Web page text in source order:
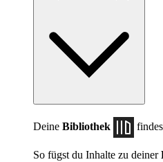
Deine Bibliothek
So fügst du Inhalte zu deiner